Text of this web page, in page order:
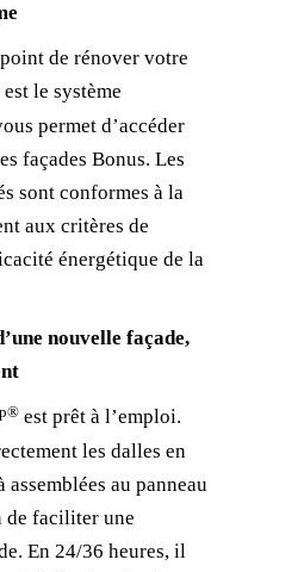
de rénover votre
est le système
permet d’accéder
façades Bonus. Les
sont conformes à la
aux critères de
énergétique de la
nouvelle façade,
est prêt à l’emploi.
les dalles en
assemblées au panneau
de faciliter une
En 24/36 heures, il